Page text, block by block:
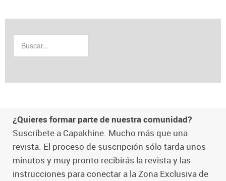
¿Quieres formar parte de nuestra comunidad?
Suscríbete a Capakhine. Mucho más que una
revista. El proceso de suscripción sólo tarda unos
minutos y muy pronto recibirás la revista y las
instrucciones para conectar a la Zona Exclusiva de